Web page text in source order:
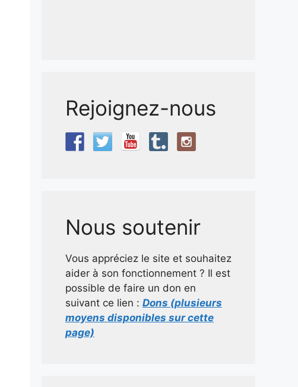
Rejoignez-nous
Nous soutenir
Vous appréciez le site et souhaitez
aider à son fonctionnement ? Il est
possible de faire un don en
suivant ce lien : Dons (plusieurs
moyens disponibles sur cette
page)